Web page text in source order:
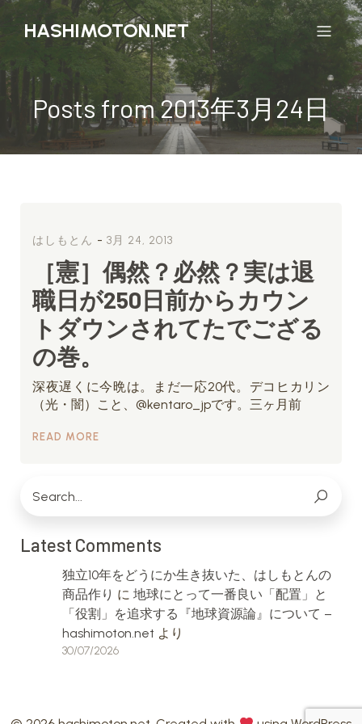
HASHIMOTON.NET
Posts from 2013年3月24日
はしもとん - 3月 24, 2013
［憲］偶然？必然？実は退
職日が250日前からカウン
トダウンされてたでござる
の巻。
深夜遅くに今晩は。まだ一応20代。デコヒカリン
（光・闇）こと、@kentaro_jpです。三ヶ月前
READ MORE
Latest Comments
独立10年をどうにか生き抜いた、はしもとんの
商品作り に 地球にとって一番良い「配置」と
「役割」を追求する『地球資源論』について –
hashimoton.net より
30/07/2026